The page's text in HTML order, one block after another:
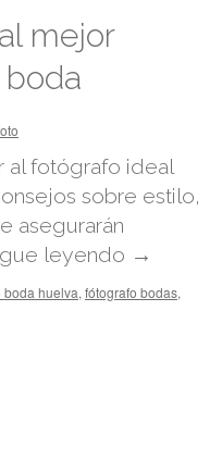
mejor
al fotógrafo ideal
sobre estilo,
asegurarán
leyendo →
boda huelva, fótografo bodas,